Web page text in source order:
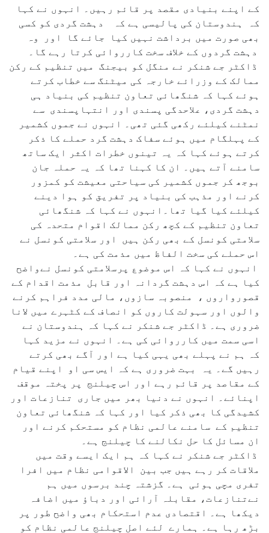
کے اپنے بنیادی مقصد پر قائم رہیں۔ انہوں نے کہا
کہ ہندوستان کی پالیسی ہے کہ دہشت گردی کو کسی
بھی صورت میں برداشت نہیں کیا جائے گا اور وہ
دہشت گردوں کے خلاف سخت کارروائی کرتا رہے گا۔
ڈاکٹر جے شنکر نے منگل کو بیجنگ میں تنظیم کے رکن
ممالک کے وزرائے خارجہ کی میٹنگ سے خطاب کرتے
ہوئے کہا کہ شنگھائی تعاون تنظیم کی بنیاد ہی
دہشت گردی، علاحدگی پسندی اور انتہاپسندی سے
نمٹنے کیلئے رکھی گئی تھی۔ انہوں نے جموں کشمیر
کے پہلگام میں ہوئے سفاک دہشت گرد حملے کا ذکر
کرتے ہوئے کہا کہ یہ تینوں خطرات اکثر ایک ساتھ
سامنے آتے ہیں۔ ان کا کہنا تھا کہ یہ حملہ جان
بوجھ کر جموں کشمیر کی سیاحتی معیشت کو کمزور
کرنے اور مذہب کی بنیاد پر تفریق کو ہوا دینے
کیلئے کیا گیا تھا۔انہوں نے کہا کہ شنگھائی
تعاون تنظیم کے کچھ رکن ممالک اقوام متحدہ کی
سلامتی کونسل کے بھی رکن ہیں اور سلامتی کونسل نے
اس حملے کی سخت الفاظ میں مذمت کی ہے۔
انہوں نے کہا کہ اس موضوع پرسلامتی کونسل نےواضح
کیا ہے کہ اس دہشت گردانہ اور قابل مذمت اقدام کے
قصورواروں ، منصوبہ سازوں، مالی مدد فراہم کرنے
والوں اور سہولت کاروں کو انصاف کے کٹہرے میں لانا
ضروری ہے۔ ڈاکٹر جے شنکر نے کہا کہ ہندوستان نے
اسی سمت میں کارروائی کی ہے۔ انہوں نے مزید کہا
کہ ہم نے پہلے بھی یہی کیا ہے اور آگے بھی کرتے
رہیں گے۔ یہ بہت ضروری ہے کہ ایس سی او اپنے قیام
کے مقاصد پر قائم رہے اور اس چیلنج پر پختہ موقف
اپنائے۔ انہوں نے دنیا بھر میں جاری تنازعات اور
کشیدگی کا بھی ذکر کیا اور کہا کہ شنگھائی تعاون
تنظیم کے سامنے عالمی نظام کو مستحکم کرنے اور
ان مسائل کا حل نکالنے کا چیلنج ہے۔
ڈاکٹر جے شنکر نے کہا کہ ہم ایک ایسے وقت میں
ملاقات کر رہے ہیں جب بین الاقوامی نظام میں افرا
تفری مچی ہوئی ہے۔ گزشتہ چند برسوں میں ہم
نےتنازعات، مقابلہ آرائی اور دباؤ میں اضافہ
دیکھا ہے۔ اقتصادی عدم استحکام بھی واضح طور پر
بڑھ رہا ہے۔ ہمارے لئے اصل چیلنج عالمی نظام کو